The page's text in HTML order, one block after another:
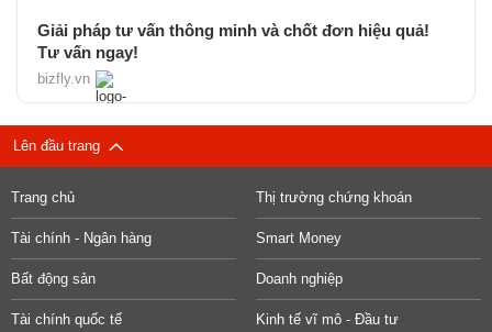
Giải pháp tư vấn thông minh và chốt đơn hiệu quả!
Tư vấn ngay!
bizfly.vn
Lên đầu trang
Trang chủ Thị trường chứng khoán
Tài chính - Ngân hàng Smart Money
Bất động sản Doanh nghiệp
Tài chính quốc tế Kinh tế vĩ mô - Đầu tư